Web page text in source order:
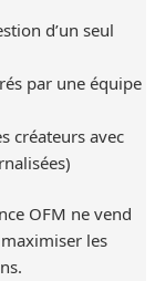
d’un seul
par une équipe
créateurs avec
OFM ne vend
les